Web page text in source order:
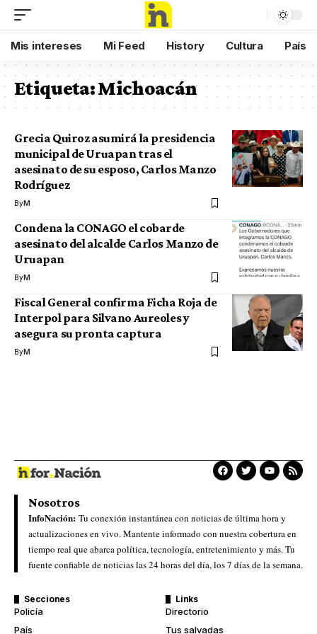
Mis intereses Mi Feed History Cultura País
Etiqueta:Michoacán
Grecia Quiroz asumirá la presidencia
municipal de Uruapan tras el
asesinato de su esposo, Carlos Manzo
Rodríguez
ByM
Condena la CONAGO el cobarde
asesinato del alcalde Carlos Manzo de
Uruapan
ByM
Fiscal General confirma Ficha Roja de
Interpol para Silvano Aureoles y
asegura su pronta captura
ByM
Nosotros
InfoNación: Tu conexión instantánea con noticias de última hora y
actualizaciones en vivo. Mantente informado con nuestra cobertura en
tiempo real que abarca política, tecnología, entretenimiento y más. Tu
fuente confiable de noticias las 24 horas del día, los 7 días de la semana.
Secciones
Policía
País
Links
Directorio
Tus salvadas